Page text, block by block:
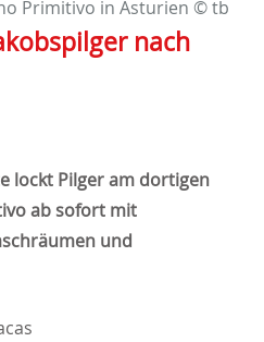
Primitivo in Asturien © tb
nach
lockt Pilger am dortigen
ab sofort mit
und